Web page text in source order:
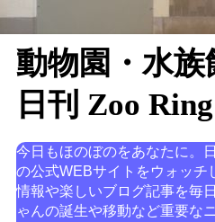
動物園・水族
日刊 Zoo Ring
今日もほのぼのをあなたに。
の公式WEBサイトをウォッチ
情報や楽しいブログ記事を毎
ゃんの誕生や移動など重要な